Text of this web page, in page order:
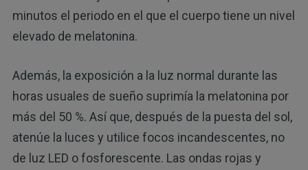
minutos el periodo en el que el cuerpo tiene un nivel
elevado de melatonina.
Además, la exposición a la luz normal durante las
horas usuales de sueño suprimía la melatonina por
más del 50 %. Así que, después de la puesta del sol,
atenúe la luces y utilice focos incandescentes, no
de luz LED o fosforescente. Las ondas rojas y